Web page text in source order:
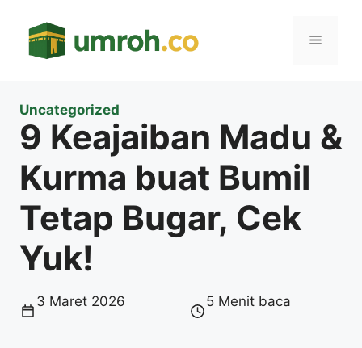
Menu
Uncategorized
9 Keajaiban Madu &
Kurma buat Bumil
Tetap Bugar, Cek
Yuk!
3 Maret 2026 5 Menit baca